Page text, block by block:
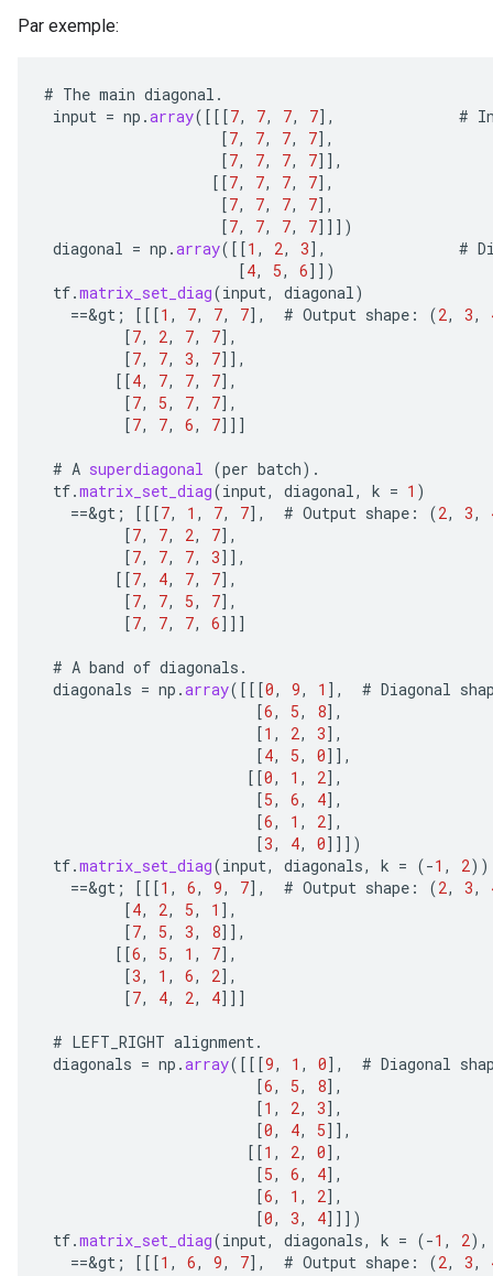
Par exemple:
# The main diagonal .
input = np .array( [[[7, 7, 7, 7] , #
[7, 7, 7, 7] ,
[7, 7, 7, 7]] ,
[[7, 7, 7, 7] ,
[7, 7, 7, 7] ,
[7, 7, 7, 7]]] )
diagonal = np .array( [[1 , 2, 3] , #
[4, 5, 6]] )
tf.matrix_set_diag(input, diagonal)
==&gt ; [[[1 , 7, 7, 7] , # Output shape : (2, 3,
[7, 2, 7, 7] ,
[7, 7, 3, 7]] ,
[[4, 7, 7, 7] ,
[7, 5, 7, 7] ,
[7, 7, 6, 7]]]
# A superdiagonal (per batch).
tf.matrix_set_diag(input, diagonal, k = 1 )
==&gt ; [[[7, 1 , 7, 7] , # Output shape : (2, 3,
[7, 7, 2, 7] ,
[7, 7, 7, 3]] ,
[[7, 4, 7, 7] ,
[7, 7, 5, 7] ,
[7, 7, 7, 6]]]
# A band of diagonals .
diagonals = np .array( [[[0, 9, 1 ] , # Diagonal
[6, 5, 8] ,
[1 , 2, 3] ,
[4, 5, 0]] ,
[[0, 1 , 2] ,
[5, 6, 4] ,
[6, 1 , 2] ,
[3, 4, 0]]] )
tf.matrix_set_diag(input, diagonals, k = (-1 , 2))
==&gt ; [[[1 , 6, 9, 7] , # Output shape : (2, 3,
[4, 2, 5, 1 ] ,
[7, 5, 3, 8]] ,
[[6, 5, 1 , 7] ,
[3, 1 , 6, 2] ,
[7, 4, 2, 4]]]
# LEFT_RIGHT alignment.
diagonals = np .array( [[[9, 1 , 0] , # Diagonal
[6, 5, 8] ,
[1 , 2, 3] ,
[0, 4, 5]] ,
[[1 , 2, 0] ,
[5, 6, 4] ,
[6, 1 , 2] ,
[0, 3, 4]]] )
tf.matrix_set_diag(input, diagonals, k = (-1 , 2),
==&gt ; [[[1 , 6, 9, 7] , # Output shape : (2, 3,